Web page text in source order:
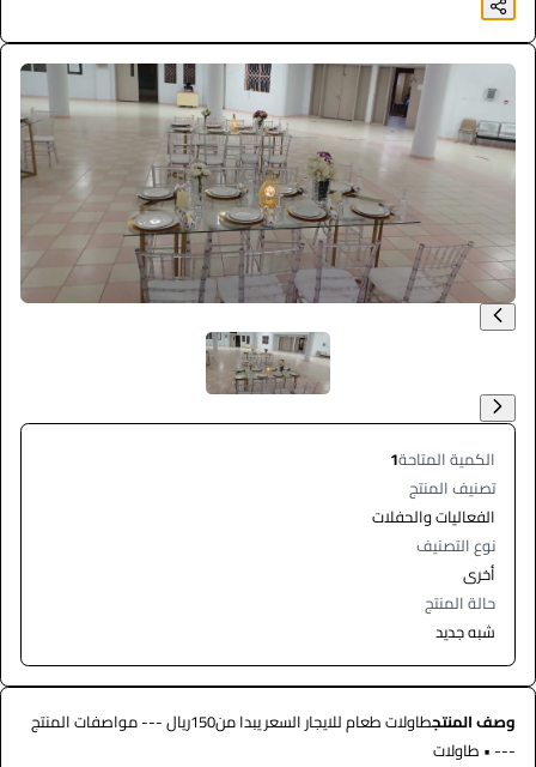
الكمية المتاحة1
تصنيف المنتج
الفعاليات والحفلات
نوع التصنيف
أخرى
حالة المنتج
شبه جديد
وصف المنتج
طاولات طعام للايجار السعر يبدا من150ريال --- مواصفات المنتج
--- • طاولات